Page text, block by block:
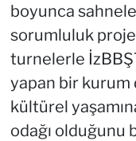
boyunca
sorumluluk
turnelerle
yapan bir kurum
kültürel
odağı olduğunu